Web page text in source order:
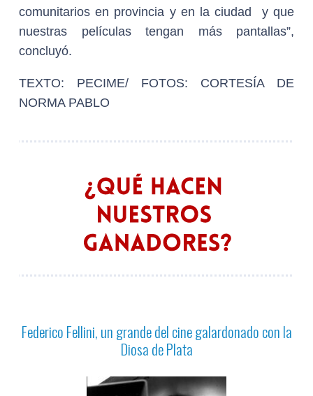
comunitarios en provincia y en la ciudad y que
nuestras películas tengan más pantallas”,
concluyó.
TEXTO: PECIME/ FOTOS: CORTESÍA DE
NORMA PABLO
Federico Fellini, un grande del cine galardonado con la
Diosa de Plata